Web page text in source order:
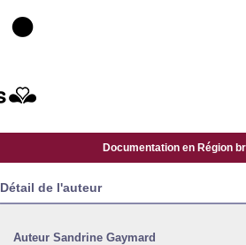
Documentation en Région
Détail de l'auteur
Auteur Sandrine Gaymard